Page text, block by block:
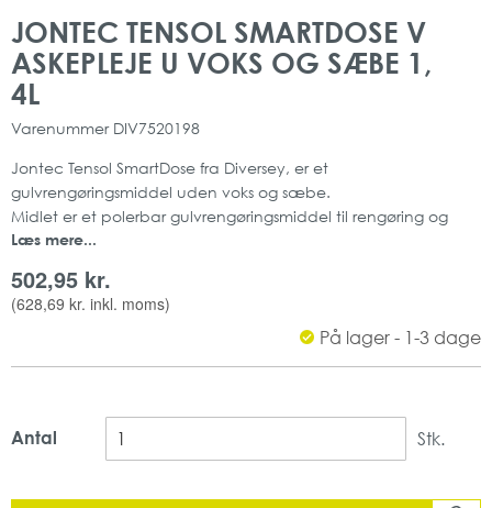
JONTEC TENSOL SMARTDOSE V
ASKEPLEJE U VOKS OG SÆBE 1,
4L
Varenummer DIV7520198
Jontec Tensol SmartDose fra Diversey, er et
gulvrengøringsmiddel uden voks og sæbe.
Midlet er et polerbar gulvrengøringsmiddel til rengøring og
pleje uden opbygning af film.
stoffer, samt har en frisk duft.
Indeholder: 1,4 L
Læs mere...
502,95 kr.
(628,69 kr. inkl. moms)
På lager - 1-3 dage
Antal Stk.
slutningen
af
billedgalleriet
starten
af
billedgalleriet